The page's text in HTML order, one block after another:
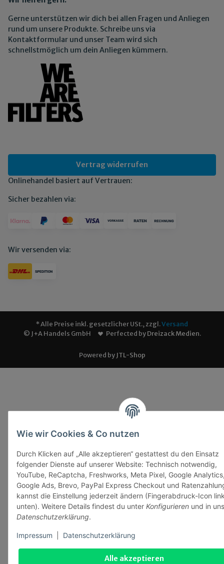
Alle akzeptieren
Wie wir Cookies & Co nutzen
Durch Klicken auf „Alle akzeptieren“ gestattest du den Einsatz
folgender Dienste auf unserer Website: Technisch notwendig,
YouTube, ReCaptcha, Freshworks, Meta Pixel, Google
Google Ads, Brevo, PayPal Express Checkout und
kannst die Einstellung jederzeit ändern (Fingerabdruck-Icon
unten). Weitere Details findest du unter Konfigurieren und in
Datenschutzerklärung.
Impressum Datenschutzerklärung
Gerne unterstützen wir dich bei allen Fragen und Anliegen
rund um unsere Produkte. Schreibe uns via
Kontaktformular und unser Team wird sich
schnellstmöglich um dein Anliegen kümmern.
Vertrag widerrufen
Onlinehandel basiert auf Vertrauen:
Sicher bezahlen via:
Wir versenden via:
* Alle Preise inkl. gesetzlicher USt., zzgl.Versand
© J+A Handels GmbH
Perfected byDreizack Medien.
Powered by JTL-Shop